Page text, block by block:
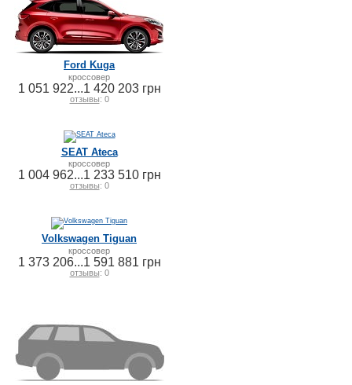
Ford Kuga
кроссовер
1 051 922...1 420 203 грн
отзывы: 0
SEAT Ateca
кроссовер
1 004 962...1 233 510 грн
отзывы: 0
Volkswagen Tiguan
кроссовер
1 373 206...1 591 881 грн
отзывы: 0